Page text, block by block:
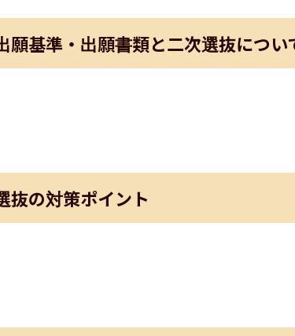
願基準・出願書類と二次選抜につい
抜の対策ポイント